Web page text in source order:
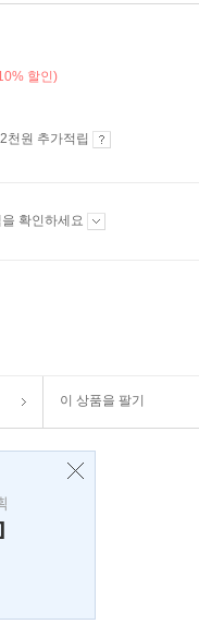
할인)
천원 추가적립
확인하세요
이 상품을 팔기